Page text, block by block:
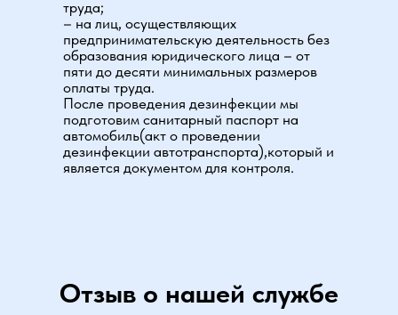
труда;
– на лиц, осуществляющих
предпринимательскую деятельность без
образования юридического лица – от
пяти до десяти минимальных размеров
оплаты труда.
После проведения дезинфекции мы
подготовим санитарный паспорт на
автомобиль(акт о проведении
дезинфекции автотранспорта),который и
является документом для контроля.
Отзыв о нашей службе